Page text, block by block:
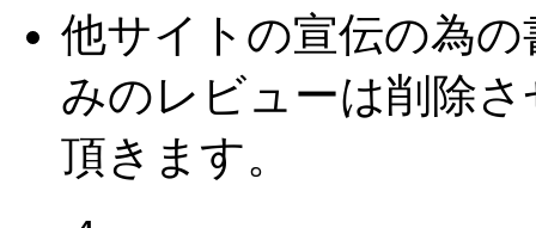
他サイトの宣伝の為の
みのレビューは削除さ
頂きます。